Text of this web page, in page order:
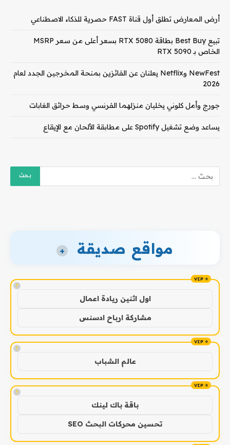
أرض المعارض تطلق أول قناة FAST حصرية للذكاء الاصطناعي
تبيع Best Buy بطاقة RTX 5080 بسعر أعلى من سعر MSRP
الخاص بـ RTX 5090
NewFest وNetflix يعلنان عن الفائزين بمنحة المخرجين الجدد لعام
2026
جورج وأمل كلوني يخليان منزلهما الفرنسي وسط حرائق الغابات
يساعد وضع تشغيل Spotify على مطابقة الألحان مع الإيقاع
مواقع صديقة +
!
اول اثنين ريادة اعمال
مشاركة ارباح ادسنس
!
عالم الشباب
!
باقة باك لينك
تحسين محركات البحث SEO